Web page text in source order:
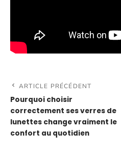
ARTICLE PRÉCÉDENT
Pourquoi choisir
correctement ses verres de
lunettes change vraiment le
confort au quotidien